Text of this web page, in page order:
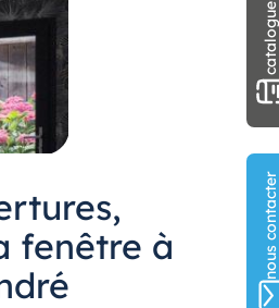
fenêtre à
nous